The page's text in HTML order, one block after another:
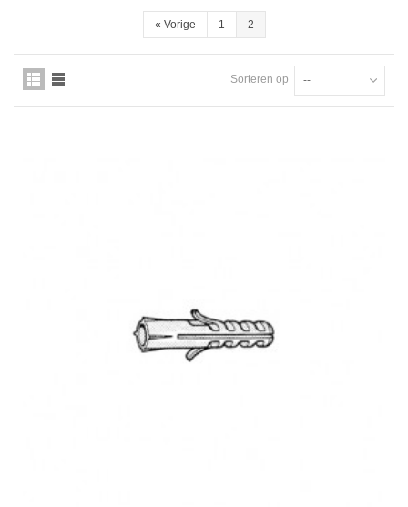
« Vorige 1 2
Sorteren op --